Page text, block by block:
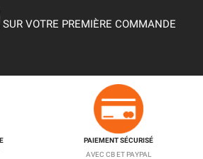
SUR VOTRE PREMIÈRE COMMANDE
PAIEMENT SÉCURISÉ
AVEC CB ET PAYPAL